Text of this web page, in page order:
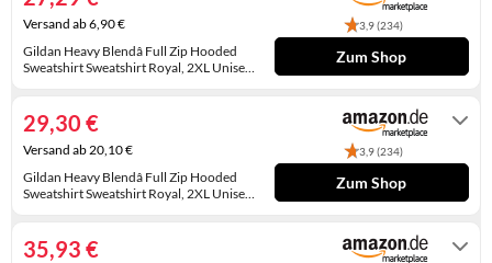
KINDERSCHUHE
LAUFSCHUHE
PANTOLETTEN
PUMPS
SANDALEN
STRANDTASCHEN
TASCHEN-ZUBEHÖR
Gildan Heavy Blendâ Full Zip Hooded
Sweatshirt Sweatshirt Royal, 2XL Unisex
3,9 (234)
Versand ab 6,90 €
Zum Shop
Gildan Heavy Blendâ Full Zip Hooded
Sweatshirt Sweatshirt Royal, 2XL Unisex
3,9 (234)
29,30 €
Versand ab 20,10 €
Zum Shop
35,93 €